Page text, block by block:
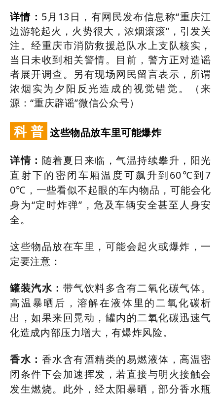
详情： 5月13日，有网民发布信息称“重庆江
边游轮起火，火势很大，浓烟滚滚”，引发关
注。经重庆市消防救援总队水上支队核实，
当日未收到相关警情。目前，警方正对造谣
者展开调查。另有现场网民留言表示，所谓
浓烟实为夕阳反光造成的视觉错觉。（来
源：“重庆辟谣”微信公众号）
科 普 这些物品放车里可能爆炸
详情： 随着夏日来临，气温持续攀升，阳光
直射下的密闭车厢温度可飙升到60℃到7
0℃，一些看似不起眼的车内物品，可能会化
身为“定时炸弹”，危及车辆安全甚至人身安
全。
这些物品放在车里，可能会起火或爆炸，一
定要注意：
罐装汽水： 带气饮料多含有二氧化碳气体。
高温暴晒后，溶解在液体里的二氧化碳析
出，如果来回晃动，罐内的二氧化碳迅速气
化造成内部压力增大，有爆炸风险。
香水： 香水含有酒精类的易燃液体，高温密
闭条件下会加速挥发，若直接与明火接触会
发生燃烧。此外，经太阳暴晒，部分香水瓶